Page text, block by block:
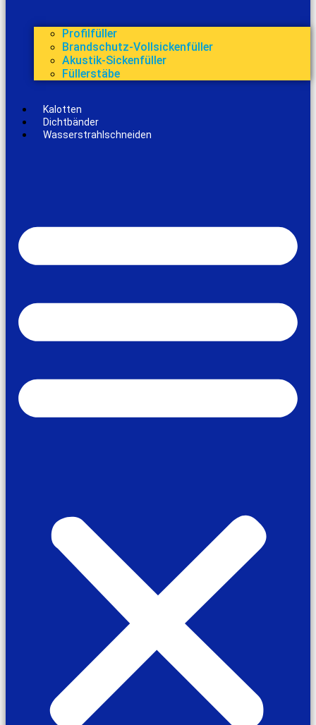
Profilfüller
Brandschutz-Vollsickenfüller
Akustik-Sickenfüller
Füllerstäbe
Kalotten
Dichtbänder
Wasserstrahlschneiden